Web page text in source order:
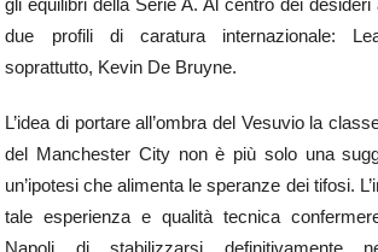
gli equilibri della Serie A. Al centro dei
due profili di caratura internazionale:
soprattutto, Kevin De Bruyne.
L’idea di portare all’ombra del Vesuvio la
del Manchester City non è più solo una
un’ipotesi che alimenta le speranze dei tifosi.
tale esperienza e qualità tecnica